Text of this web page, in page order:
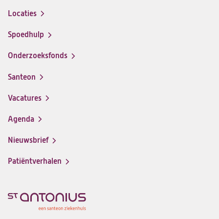
Locaties
Spoedhulp
Onderzoeksfonds
Santeon
(opent
in
nieuwe
Vacatures
(opent
in
nieuwe
Agenda
Nieuwsbrief
Patiëntverhalen